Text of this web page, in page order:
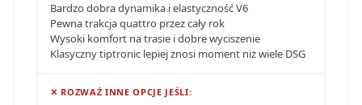
Bardzo dobra dynamika i elastyczność V6
Pewna trakcja quattro przez cały rok
Wysoki komfort na trasie i dobre wyciszenie
Klasyczny tiptronic lepiej znosi moment niż wiele DSG
✕ ROZWAŻ INNE OPCJE JEŚLI: